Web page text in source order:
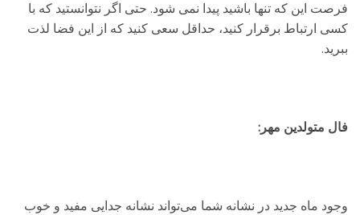
فرصت این که تنها باشید پیدا نمی شود. حتی اگر نتوانستید که با
کسی ارتباط برقرار کنید، حداقل سعی کنید که از این فضا لذت
ببرید.
فال متولدین مهر:
وجود ماه جدید در نشانه شما می‌تواند نشانه جدایی مفید و خوب